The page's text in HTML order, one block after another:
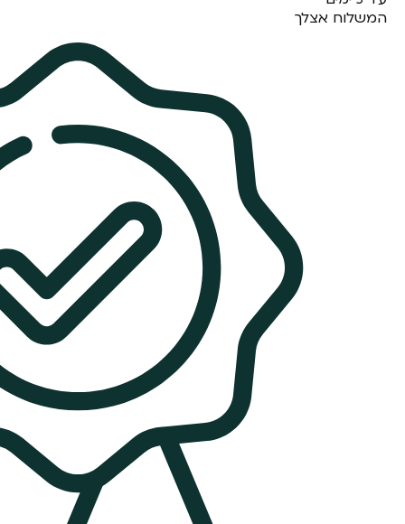
המשלוח אצלך